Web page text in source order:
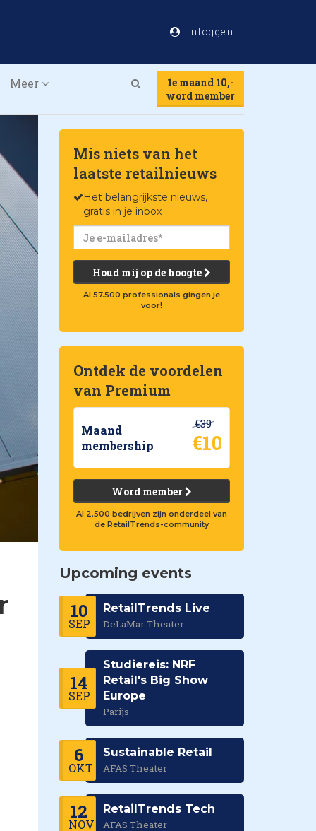
Inloggen
Meer
1e maand 10,-
word member
Mis niets van het
laatste retailnieuws
Het belangrijkste nieuws,
gratis in je inbox
Houd mij op de hoogte
Al 57.500 professionals gingen je
voor!
Ontdek de voordelen
van Premium
Maand
membership
€39
€10
Word member
Al 2.500 bedrijven zijn onderdeel van
de RetailTrends-community
Upcoming events
10
SEP
RetailTrends Live
DeLaMar Theater
14
SEP
Studiereis: NRF
Retail's Big Show
Europe
Parijs
6
OKT
Sustainable Retail
AFAS Theater
12
NOV
RetailTrends Tech
AFAS Theater